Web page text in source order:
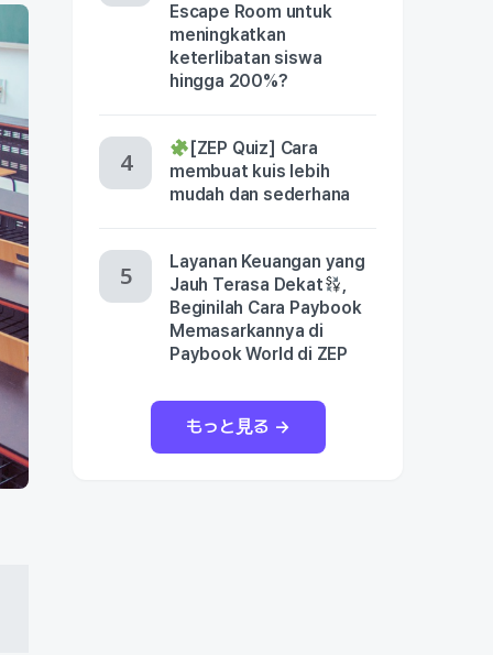
Escape Room untuk
meningkatkan
keterlibatan siswa
hingga 200%?
[ZEP Quiz] Cara
membuat kuis lebih
mudah dan sederhana
Layanan Keuangan yang
Jauh Terasa Dekat
,
Beginilah Cara Paybook
Memasarkannya di
Paybook World di ZEP
もっと見る →